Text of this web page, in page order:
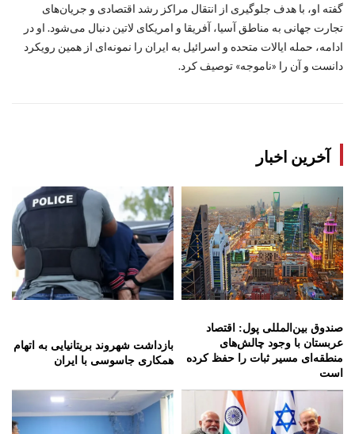
گفته او، با هدف جلوگیری از انتقال مراکز رشد اقتصادی و جریان‌های
تجارت جهانی به مناطق آسیا، آفریقا و امریکای لاتین دنبال می‌شود. او در
ادامه، حمله ایالات متحده و اسرائیل به ایران را نمونه‌ای از همین رویکرد
دانست و آن را «ناموجه» توصیف کرد.
آخرین اخبار
صندوق بین‌المللی پول: اقتصاد
عربستان با وجود چالش‌های
منطقه‌ای مسیر ثبات را حفظ کرده
است
بازداشت شهروند بریتانیایی به اتهام
همکاری جاسوسی با ایران